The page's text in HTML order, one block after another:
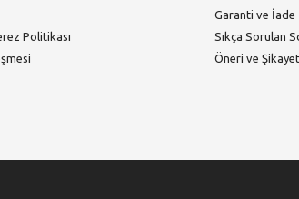
Politikası
Garanti ve İade
Sıkça Sorulan
Öneri ve Şikayet